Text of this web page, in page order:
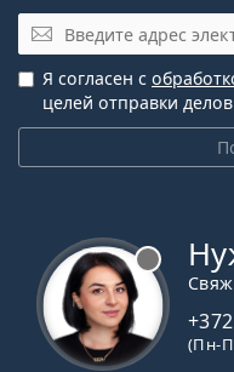
Электронная почта
Я согласен с
целей отправки
(Пн-